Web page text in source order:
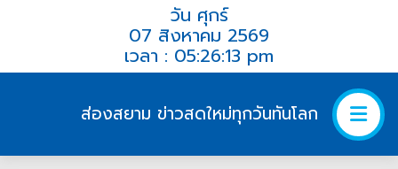
วัน ศุกร์
07 สิงหาคม 2569
เวลา : 05:26:13 pm
ส่องสยาม ข่าวสดใหม่ทุกวันทันโลก